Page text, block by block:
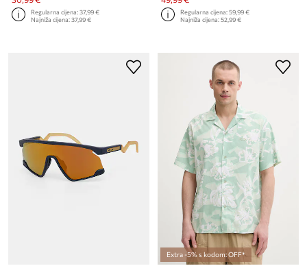
Regularna cijena:37,99 €
Najniža cijena:37,99 €
Regularna cijena:59,99 €
Najniža cijena:52,99 €
Extra -5% s kodom: OFF*